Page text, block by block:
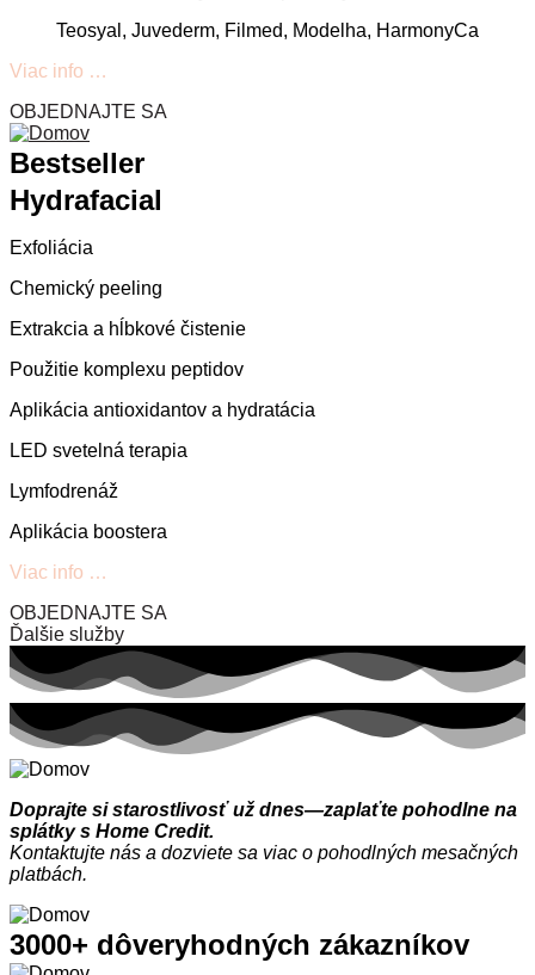
Teosyal, Juvederm, Filmed, Modelha, HarmonyCa
Viac info …
OBJEDNAJTE SA
Bestseller
Hydrafacial
Exfoliácia
Chemický peeling
Extrakcia a hĺbkové čistenie
Použitie komplexu peptidov
Aplikácia antioxidantov a hydratácia
LED svetelná terapia
Lymfodrenáž
Aplikácia boostera
Viac info …
OBJEDNAJTE SA
Ďalšie služby
Doprajte si starostlivosť už dnes—zaplaťte pohodlne na
splátky s Home Credit.
Kontaktujte nás a dozviete sa viac o pohodlných mesačných
platbách.
3000+ dôveryhodných zákazníkov